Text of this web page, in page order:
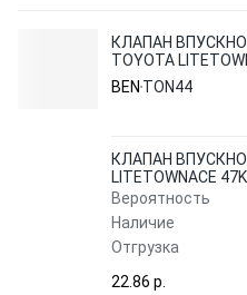
КЛАПАН
TOYOTA
BEN TON44
КЛАПАН
LITETOWNACE 47K
Вероятность
Наличие
Отгрузка
22.86 p.